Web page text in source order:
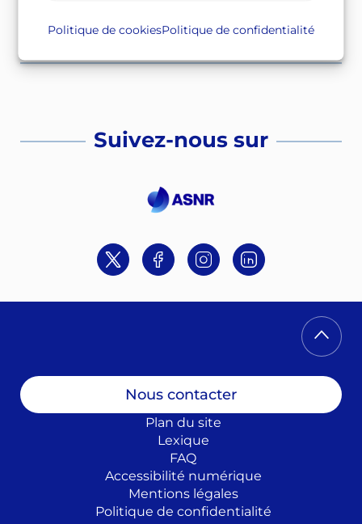
Politique de cookiesPolitique de confidentialité
Qui est l’ASN ?
Suivez-nous sur
TwitterFacebookInstagramLinkedin
Nous contacter
Plan du site
Lexique
FAQ
Accessibilité numérique
Mentions légales
Politique de confidentialité